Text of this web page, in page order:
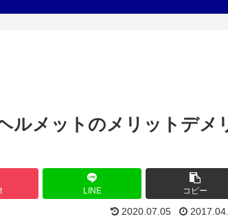
ルメットのメリットデメ
LINE コピー
2020.07.05